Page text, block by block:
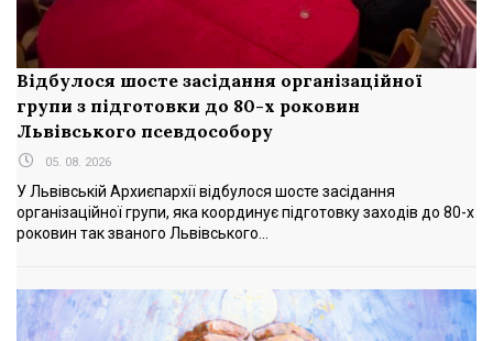
Відбулося шосте засідання організаційної
групи з підготовки до 80-х роковин
Львівського псевдособору
05. 08. 2026
У Львівській Архиєпархії відбулося шосте засідання
організаційної групи, яка координує підготовку заходів до 80-х
роковин так званого Львівського...